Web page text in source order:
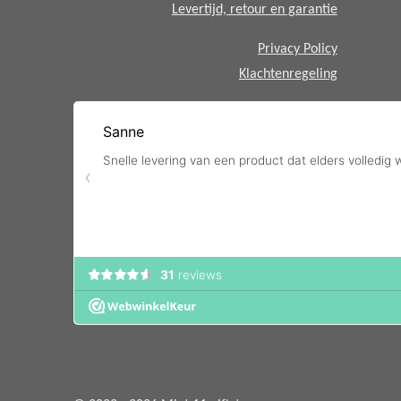
Levertijd, retour en garantie
Privacy Policy
Klachtenregeling